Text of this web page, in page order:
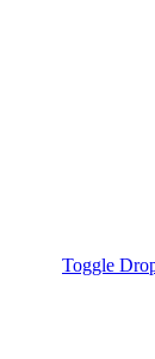
Toggle